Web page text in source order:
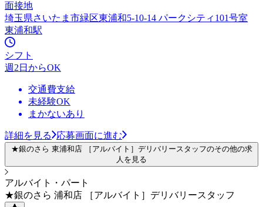
面接地
埼玉県さいたま市緑区東浦和5-10-14 パークシティ101号室
東浦和駅
シフト
週2日からOK
交通費支給
未経験OK
まかないあり
詳細を見る 応募画面に進む
★銀のさら 東浦和店 ［アルバイト］デリバリースタッフのその他の求
人を見る
アルバイト・パート
★銀のさら 浦和店 ［アルバイト］デリバリースタッフ